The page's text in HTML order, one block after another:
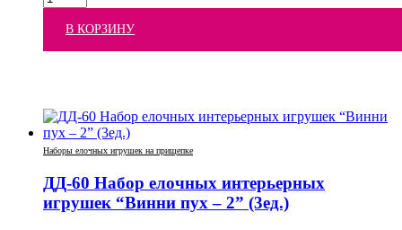
В КОРЗИНУ
Наборы елочных игрушек на прищепке
ДД-60 Набор елочных интерьерных
игрушек “Винни пух – 2” (3ед.)